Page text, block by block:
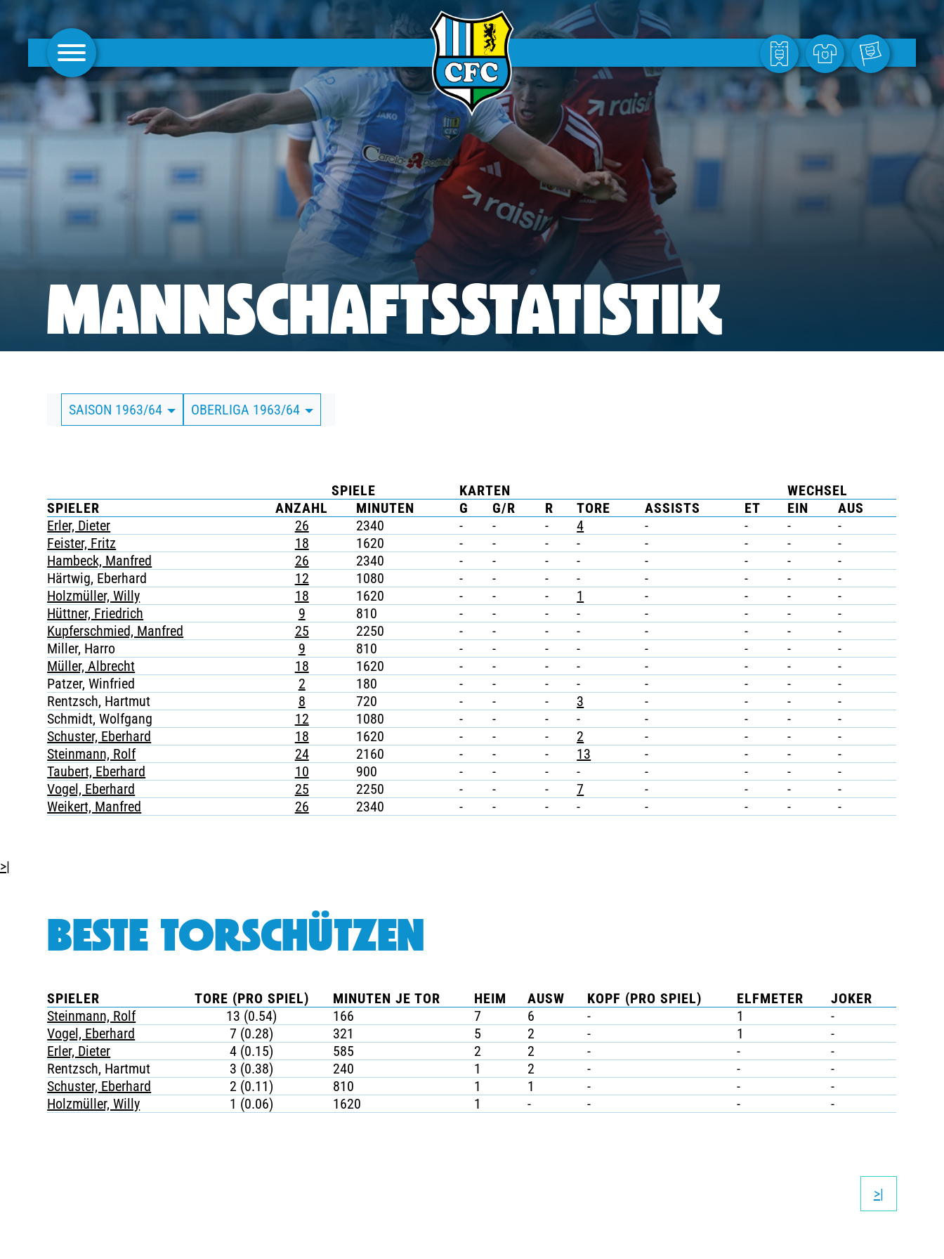
AKTUELLES
FRAUEN
CLUBMITGLIEDSCHAFT
BUSINESS
SÜDKURVE
TICKETING
MANNSCHAFTSSTATISTIK
SAISON 1963/64 OBERLIGA 1963/64
SPIELE KARTEN
WECHSEL
SPIELER
ANZAHL MINUTEN G G/R R TORE ASSISTS ET EIN
AUS
Erler, Dieter
26 2340 - - - 4 - - -
-
Feister, Fritz
18 1620 - - - - - - -
-
Hambeck, Manfred
26 2340 - - - - - - -
-
Härtwig, Eberhard
12 1080 - - - - - - -
-
Holzmüller, Willy
18 1620 - - - 1 - - -
-
Hüttner, Friedrich
9 810 - - - - - - -
-
Kupferschmied, Manfred
25 2250 - - - - - - -
-
Miller, Harro
9 810 - - - - - - -
-
Müller, Albrecht
18 1620 - - - - - - -
-
Patzer, Winfried
2 180 - - - - - - -
-
Rentzsch, Hartmut
8 720 - - - 3 - - -
-
Schmidt, Wolfgang
12 1080 - - - - - - -
-
Schuster, Eberhard
18 1620 - - - 2 - - -
-
Steinmann, Rolf
24 2160 - - - 13 - - -
-
Taubert, Eberhard
10 900 - - - - - - -
-
Vogel, Eberhard
25 2250 - - - 7 - - -
-
Weikert, Manfred
26 2340 - - - - - - - -
>|
BESTE TORSCHÜTZEN
SPIELER TORE (PRO SPIEL) MINUTEN JE TOR HEIM AUSW KOPF (PRO SPIEL) ELFMETER
JOKER
Steinmann, Rolf
13 (0.54) 166 7 6 - 1
-
Vogel, Eberhard
7 (0.28) 321 5 2 - 1
-
Erler, Dieter
4 (0.15) 585 2 2 - -
-
Rentzsch, Hartmut
3 (0.38) 240 1 2 - -
-
Schuster, Eberhard
2 (0.11) 810 1 1 - -
-
Holzmüller, Willy
1 (0.06) 1620 1 - - - -
>|